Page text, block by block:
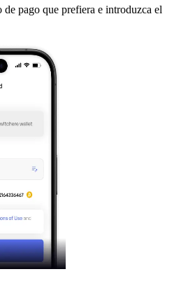
de pago que prefiera e introduzca el